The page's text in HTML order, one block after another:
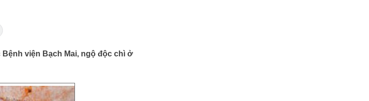
viện Bạch Mai, ngộ độc chì ở